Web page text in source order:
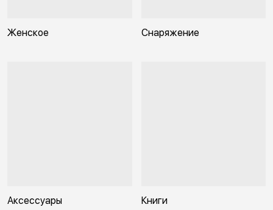
Женское Снаряжение
Аксессуары Книги